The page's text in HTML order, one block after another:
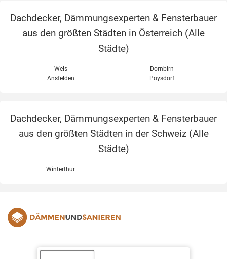
Dachdecker, Dämmungsexperten & Fensterbauer
aus den größten Städten in Österreich (Alle
Städte)
Wels
Dornbirn
Ansfelden
Poysdorf
Dachdecker, Dämmungsexperten & Fensterbauer
aus den größten Städten in der Schweiz (Alle
Städte)
Winterthur